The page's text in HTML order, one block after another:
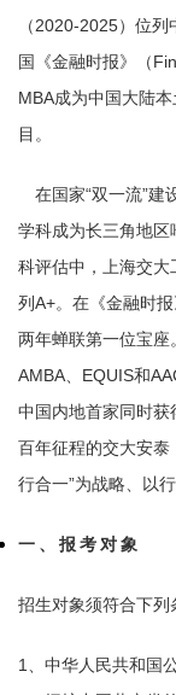
（2020-2025）位
国《金融时报》（
MBA成为中国大陆
目。
在国家“双一流”建
学科成为长三角地
科评估中，上海交大
列A+。在《金融时
两年蝉联第一位宝
AMBA、EQUIS和
中国内地首家同时
百年征程的交大安泰
行合一”为战略、以
一、报考对象
招生对象须符合下列
1、中华人民共和国